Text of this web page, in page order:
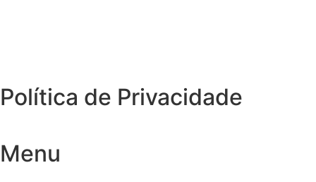
Política de Privacidade
Menu